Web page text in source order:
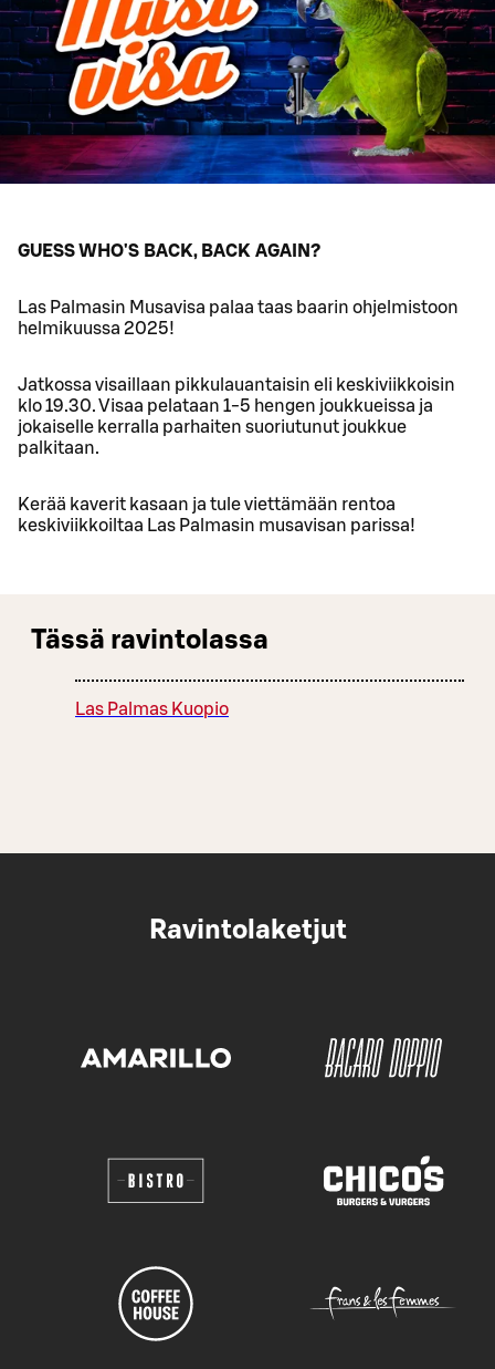
GUESS WHO'S BACK, BACK AGAIN?
Las Palmasin Musavisa palaa taas baarin ohjelmistoon
helmikuussa 2025!
Jatkossa visaillaan pikkulauantaisin eli keskiviikkoisin
klo 19.30. Visaa pelataan 1-5 hengen joukkueissa ja
jokaiselle kerralla parhaiten suoriutunut joukkue
palkitaan.
Kerää kaverit kasaan ja tule viettämään rentoa
keskiviikkoiltaa Las Palmasin musavisan parissa!
Tässä ravintolassa
Las Palmas Kuopio
Ravintolaketjut